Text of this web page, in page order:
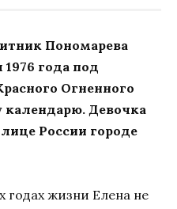
Пономарева
года под
Огненного
календарю. Девочка
России городе
годах жизни Елена не